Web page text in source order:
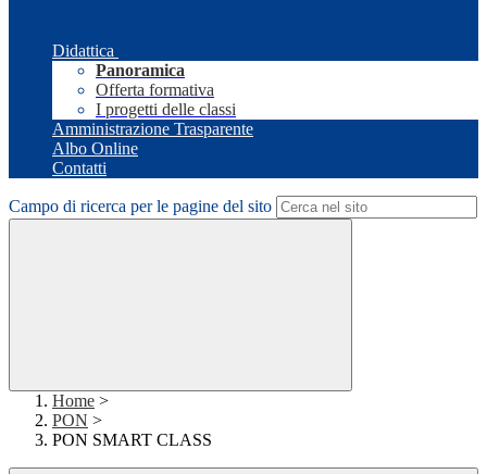
Didattica
Panoramica
Offerta formativa
I progetti delle classi
Amministrazione Trasparente
Albo Online
Contatti
Campo di ricerca per le pagine del sito
Home >
PON >
PON SMART CLASS